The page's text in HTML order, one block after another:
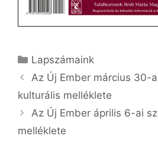
Kategória
Lapszámaink
Az Új Ember március 30-
kulturális melléklete
Az Új Ember április 6-ai
melléklete